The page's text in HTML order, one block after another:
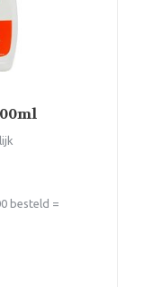
besteld =